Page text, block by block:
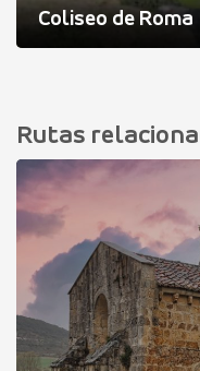
Coliseo de Roma
Rutas